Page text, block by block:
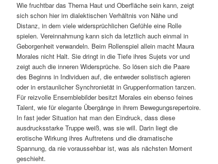
Wie fruchtbar das Thema Haut und Oberfläche sein kann, zeigt
sich schon hier im dialektischen Verhältnis von Nähe und
Distanz, in dem viele widersprüchlichen Gefühle eine Rolle
spielen. Vereinnahmung kann sich da letztlich auch einmal in
Geborgenheit verwandeln. Beim Rollenspiel allein macht Maura
Morales nicht Halt. Sie dringt in die Tiefe ihres Sujets vor und
zeigt auch die inneren Widersprüche. So lösen sich die Paare
des Beginns in Individuen auf, die entweder solistisch agieren
oder in erstaunlicher Synchronietät in Gruppenformation tanzen.
Für reizvolle Ensemblebilder besitzt Morales ein ebenso feines
Talent, wie für elegante Übergänge in ihrem Bewegungsrepertoire.
In fast jeder Situation hat man den Eindruck, dass diese
ausdrucksstarke Truppe weiß, was sie will. Darin liegt die
erotische Wirkung ihres Auftretens und die dramatische
Spannung, da nie voraussehbar ist, was als nächsten Moment
geschieht.